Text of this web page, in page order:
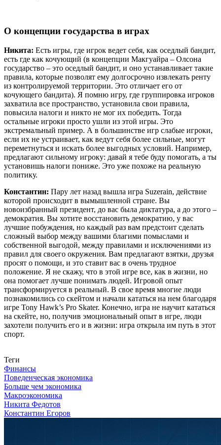
О концепции государства в играх
Никита: Есть игры, где игрок ведет себя, как оседлый бандит,
есть где как кочующий (в концепции Макгуайра – Олсона
государство – это оседлый бандит, и оно устанавливает такие
правила, которые позволят ему долгосрочно извлекать ренту
из контролируемой территории. Это отличает его от
кочующего бандита). Я помню игру, где группировка игроков
захватила все пространство, установила свои правила,
повысила налоги и никто не мог их победить. Тогда
остальные игроки просто ушли из этой игры. Это
экстремальный пример. А в большинстве игр слабые игроки,
если их не устраивает, как ведут себя более сильные, могут
переметнуться и искать более выгодных условий. Например,
предлагают сильному игроку: давай я тебе буду помогать, а ты
установишь налоги пониже. Это уже похоже на реальную
политику.
Константин: Пару лет назад вышла игра Suzerain, действие
которой происходит в вымышленной стране. Вы
новоизбранный президент, до вас была диктатура, а до этого –
демократия. Вы хотите восстановить демократию, у вас
лучшие побуждения, но каждый раз вам предстоит сделать
сложный выбор между вашими благими помыслами и
собственной выгодой, между правилами и исключениями из
правил для своего окружения. Вам предлагают взятки, друзья
просят о помощи, и это ставит вас в очень трудное
положение. Я не скажу, что в этой игре все, как в жизни, но
она помогает лучше понимать людей. Игровой опыт
трансформируется в реальный. В свое время многие люди
познакомились со скейтом и начали кататься на нем благодаря
игре Tony Hawk’s Pro Skater. Конечно, игра не научит кататься
на скейте, но, получив эмоциональный опыт в игре, люди
захотели получить его и в жизни: игра открыла им путь в этот
спорт.
Теги
Финансы
Поведенческая экономика
Больше чем экономика
Макроэкономика
Никита Федотов
Константин Егоров